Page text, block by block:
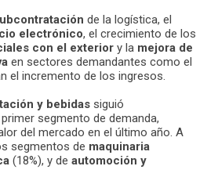
de la logística, el
electrónico, el crecimiento de los
con el exterior y la mejora de
en sectores demandantes como el
el incremento de los ingresos.
y bebidas siguió
segmento de demanda,
del mercado en el último año. A
segmentos de maquinaria
(18%), y deautomoción y